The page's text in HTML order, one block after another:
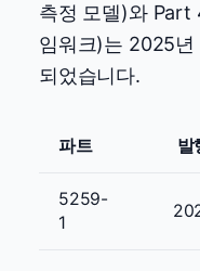
측정 모델)와 Part
임워크)는 2025년
되었습니다.
파트 발
5259-
1